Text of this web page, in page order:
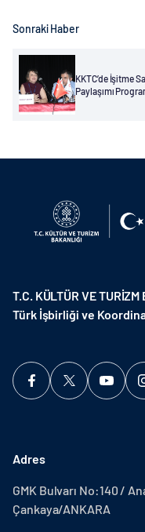
Sonraki Haber
KKTC’de İşitme
Paylaşımı
T.C. KÜLTÜR VE TURİZM
Türk İşbirliği ve
Adres
GMK Bulvarı No:140 /
Çankaya/ANKARA